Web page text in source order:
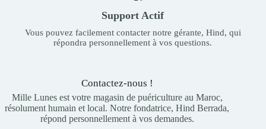
Support Actif
Vous pouvez facilement contacter notre gérante, Hind, qui
répondra personnellement à vos questions.
Contactez-nous !
Mille Lunes est votre magasin de puériculture au Maroc,
résolument humain et local. Notre fondatrice, Hind Berrada,
répond personnellement à vos demandes.